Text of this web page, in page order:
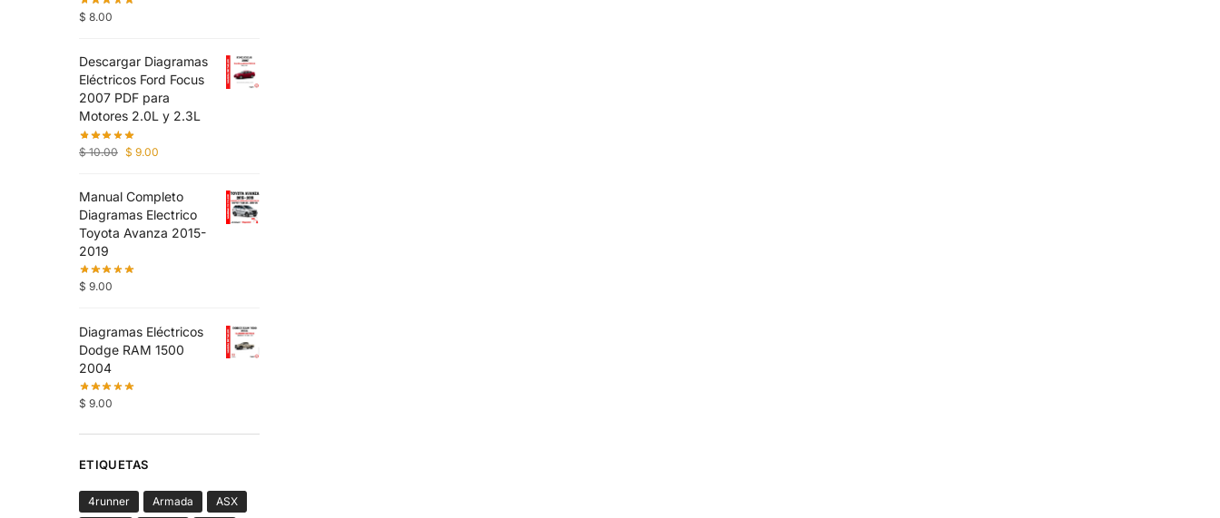
$ 8.00
Descargar Diagramas
Eléctricos Ford Focus
2007 PDF para
Motores 2.0L y 2.3L
$10.00 $ 9.00
Manual Completo
Diagramas Electrico
Toyota Avanza 2015-
2019
$ 9.00
Diagramas Eléctricos
Dodge RAM 1500
2004
$ 9.00
ETIQUETAS
4runner Armada
ASX